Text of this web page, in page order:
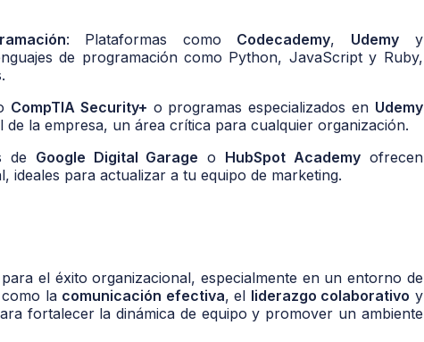
: Plataformas como Codecademy, Udemy y
de programación como Python, JavaScript y Ruby,
CompTIA Security+ o programas especializados en Udemy
la empresa, un área crítica para cualquier organización.
de Google Digital Garage o HubSpot Academyofrecen
ideales para actualizar a tu equipo de marketing.
el éxito organizacional, especialmente en un entorno de
la comunicación efectiva, el liderazgo colaborativo y
fortalecer la dinámica de equipo y promover un ambiente